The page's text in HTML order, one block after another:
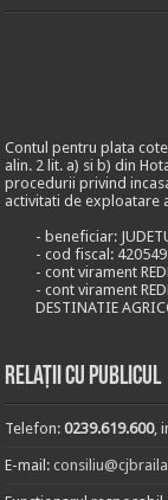
Contul pentru plata
alin. 2 lit. a) si b) din
procedurii privind
activitati de exploatare
- beneficiar:
- cod fiscal:
- cont virament
- cont virament
DESTINATIE
Relații cu publicul
Telefon:0239.619.600,
E-mail: